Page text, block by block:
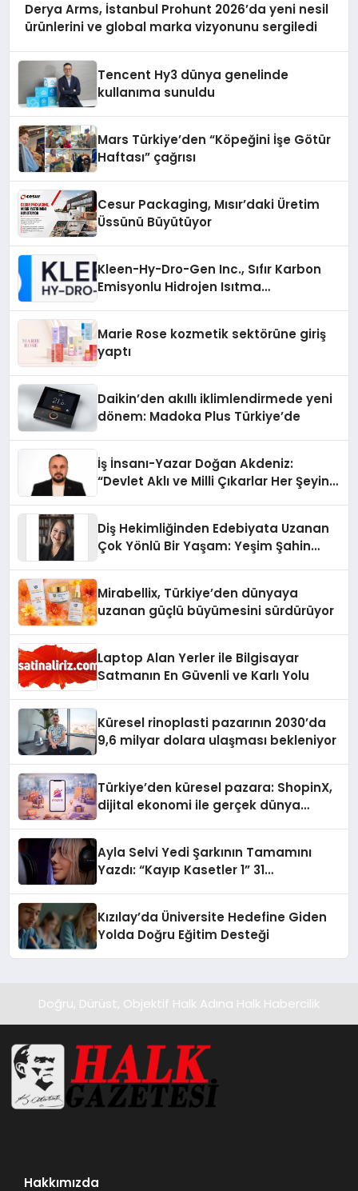
Derya Arms, İstanbul Prohunt 2026’da yeni nesil
ürünlerini ve global marka vizyonunu sergiledi
Tencent Hy3 dünya genelinde
kullanıma sunuldu
Mars Türkiye’den “Köpeğini İşe Götür
Haftası” çağrısı
Cesur Packaging, Mısır’daki Üretim
Üssünü Büyütüyor
Kleen-Hy-Dro-Gen Inc., Sıfır Karbon
Emisyonlu Hidrojen Isıtma
Marie Rose kozmetik sektörüne giriş
yaptı
Daikin’den akıllı iklimlendirmede yeni
dönem: Madoka Plus Türkiye’de
İş İnsanı-Yazar Doğan Akdeniz:
“Devlet Aklı ve Milli Çıkarlar Her Şeyin
Diş Hekimliğinden Edebiyata Uzanan
Çok Yönlü Bir Yaşam: Yeşim Şahin
Mirabellix, Türkiye’den dünyaya
uzanan güçlü büyümesini sürdürüyor
Laptop Alan Yerler ile Bilgisayar
Satmanın En Güvenli ve Karlı Yolu
Küresel rinoplasti pazarının 2030’da
9,6 milyar dolara ulaşması bekleniyor
Türkiye’den küresel pazara: ShopinX,
dijital ekonomi ile gerçek dünya
Ayla Selvi Yedi Şarkının Tamamını
Yazdı: “Kayıp Kasetler 1” 31
Kızılay’da Üniversite Hedefine Giden
Yolda Doğru Eğitim Desteği
Doğru, Dürüst, Objektif Halk Adına Halk Habercilik
Hakkımızda